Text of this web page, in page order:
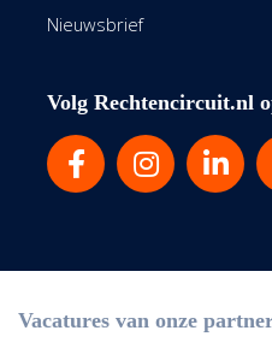
Nieuwsbrief
Volg Rechtencircuit.nl
Vacatures van onze